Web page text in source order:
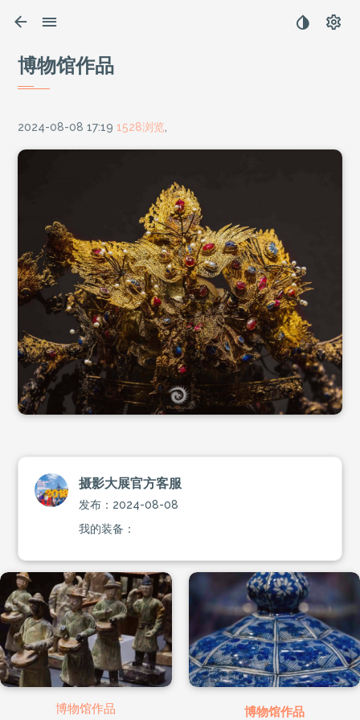
博物馆作品
2024-08-08 17:19 1528浏览
摄影大展官方客服
发布：2024-08-08
我的装备：
博物馆作品 博物馆作品